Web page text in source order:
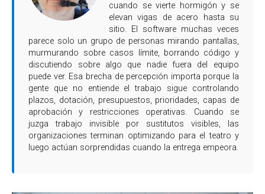
cuando se vierte hormigón y se
elevan vigas de acero hasta su
sitio. El software muchas veces
parece solo un grupo de personas mirando pantallas,
murmurando sobre casos límite, borrando código y
discutiendo sobre algo que nadie fuera del equipo
puede ver. Esa brecha de percepción importa porque la
gente que no entiende el trabajo sigue controlando
plazos, dotación, presupuestos, prioridades, capas de
aprobación y restricciones operativas. Cuando se
juzga trabajo invisible por sustitutos visibles, las
organizaciones terminan optimizando para el teatro y
luego actúan sorprendidas cuando la entrega empeora.